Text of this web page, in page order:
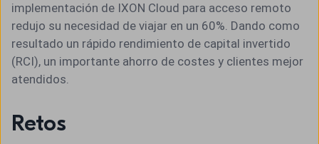
implementación de IXON Cloud para acceso remoto
redujo su necesidad de viajar en un 60%. Dando como
resultado un rápido rendimiento de capital invertido
(RCI), un importante ahorro de costes y clientes mejor
atendidos.
Retos